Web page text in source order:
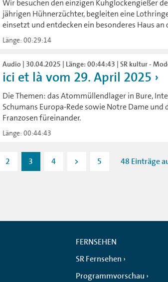
Wir besuchen den einzigen Kuhglockengießer
jährigen Hühnerzüchter, begleiten eine
einsetzt und entdecken ein besonderes Haus an
Länge: 00:29:14
Audio | 30.04.2025 | Länge: 00:44:43 | SR kultur -
ici et là vom 29. April 2025
Die Themen: das Atommüllendlager in Bure,
Schumans Europa-Rede sowie Notre Dame
Franzosen füreinander.
Länge: 00:44:43
2 3 4 > 5 48 Einträge
FERNSEHEN
SR Fernsehen
Programmvorschau